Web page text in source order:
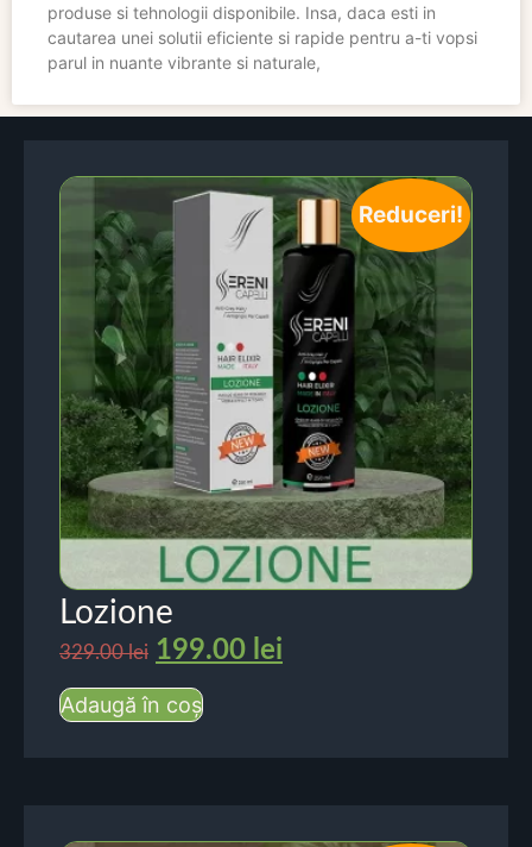
produse si tehnologii disponibile. Insa, daca esti in
cautarea unei solutii eficiente si rapide pentru a-ti vopsi
parul in nuante vibrante si naturale,
Reduceri!
Lozione
329.00lei 199.00 lei
Adaugă în coș